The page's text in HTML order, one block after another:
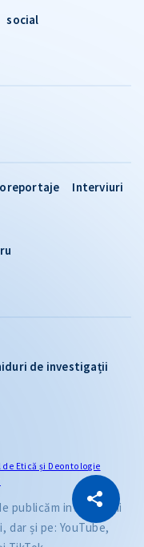
Copiază Link
de investigații
Interviuri
social
Etică și Deontologie
publicăm investigații
dar și pe: YouTube,
articolul